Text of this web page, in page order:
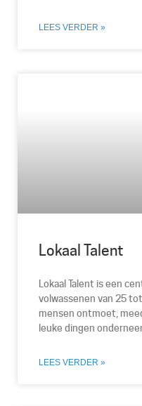
LEES VERDER »
Lokaal Talent
Lokaal Talent is een
volwassenen van 25
mensen ontmoet,
leuke dingen
LEES VERDER »